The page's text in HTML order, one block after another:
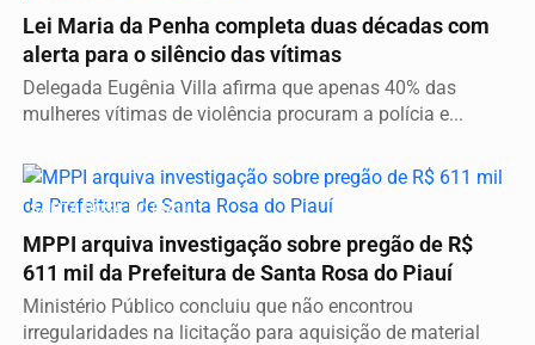
Lei Maria da Penha completa duas décadas com
alerta para o silêncio das vítimas
Delegada Eugênia Villa afirma que apenas 40% das
mulheres vítimas de violência procuram a polícia e...
SANTA ROSA DO PIAUÍ
MPPI arquiva investigação sobre pregão de R$
611 mil da Prefeitura de Santa Rosa do Piauí
Ministério Público concluiu que não encontrou
irregularidades na licitação para aquisição de material